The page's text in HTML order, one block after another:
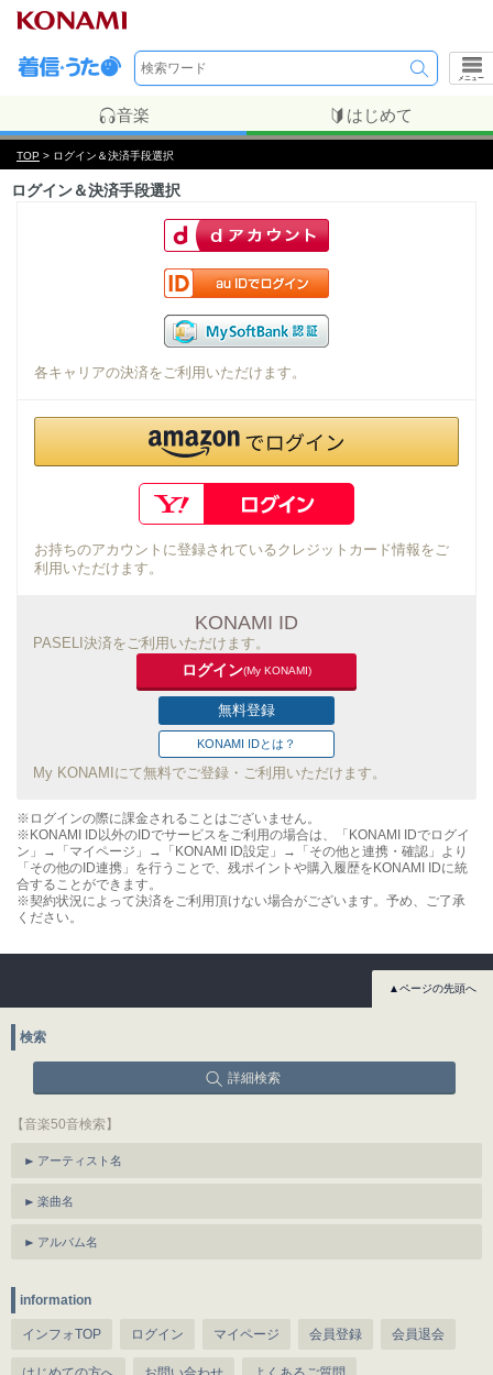
メニュー
音楽 はじめて
TOP > ログイン＆決済手段選択
ログイン＆決済手段選択
各キャリアの決済をご利用いただけます。
お持ちのアカウントに登録されているクレジットカード情報をご
利用いただけます。
KONAMI ID
PASELI決済をご利用いただけます。
ログイン(My KONAMI)
無料登録
KONAMI IDとは？
My KONAMIにて無料でご登録・ご利用いただけます。
※ログインの際に課金されることはございません。
※KONAMI ID以外のIDでサービスをご利用の場合は、「KONAMI IDでログイ
ン」→「マイページ」→「KONAMI ID設定」→「その他と連携・確認」より
「その他のID連携」を行うことで、残ポイントや購入履歴をKONAMI IDに統
合することができます。
※契約状況によって決済をご利用頂けない場合がございます。予め、ご了承
ください。
▲ページの先頭へ
検索
詳細検索
【音楽50音検索】
アーティスト名
楽曲名
アルバム名
information
インフォTOP ログイン マイページ 会員登録 会員退会